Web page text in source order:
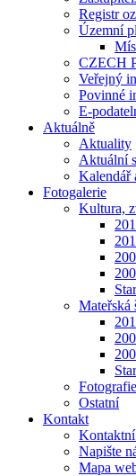
Registr
Územní
CZECH
Veřejný
Povinné
E-
Aktuálně
Aktuality
Aktuální
Kalendář
Fotogalerie
Kultura,
Mateřská
Ostatní
Kontakt
Napište
Mapa